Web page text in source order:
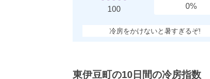
100
0%
冷房をかけないと暑すぎるぞ!
東伊豆町の10日間の冷房指数